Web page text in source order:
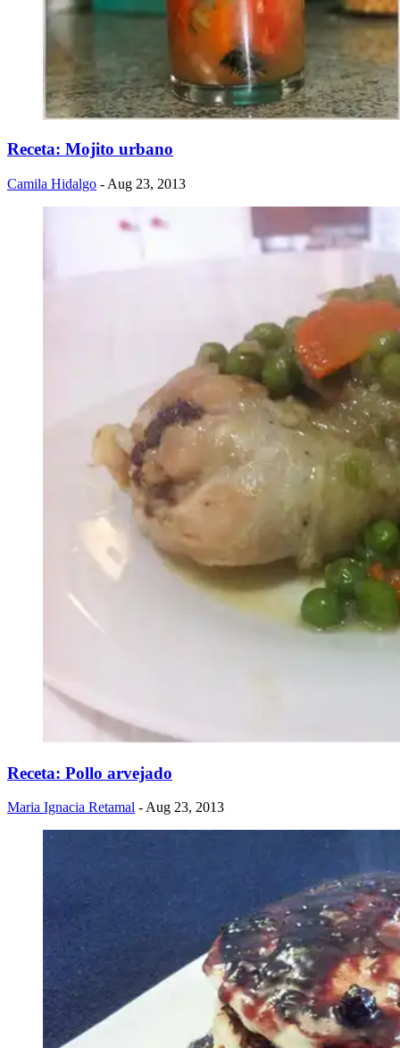
Receta: Mojito urbano
Camila Hidalgo - Aug 23, 2013
Receta: Pollo arvejado
Maria Ignacia Retamal - Aug 23, 2013